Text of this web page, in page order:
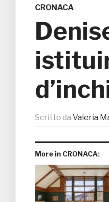
CRONACA
Scritto da Valeria
More in CRONACA: